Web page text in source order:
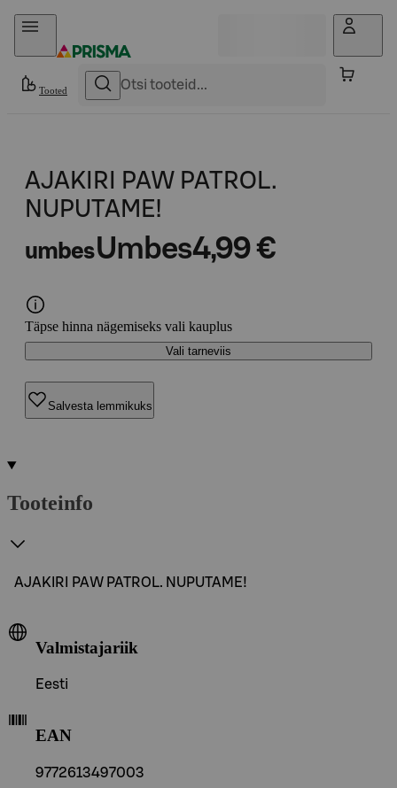
Otse sisu juurde
Tooted
AJAKIRI PAW PATROL.
NUPUTAME!
umbesUmbes4,99 €
Täpse hinna nägemiseks vali kauplus
Vali tarneviis
Salvesta lemmikuks
Tooteinfo
AJAKIRI PAW PATROL. NUPUTAME!
Valmistajariik
Eesti
EAN
9772613497003